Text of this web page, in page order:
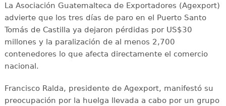
La Asociación Guatemalteca de Exportadores (Agexport)
advierte que los tres días de paro en el Puerto Santo
Tomás de Castilla ya dejaron pérdidas por US$30
millones y la paralización de al menos 2,700
contenedores lo que afecta directamente el comercio
nacional.
Francisco Ralda, presidente de Agexport, manifestó su
preocupación por la huelga llevada a cabo por un grupo